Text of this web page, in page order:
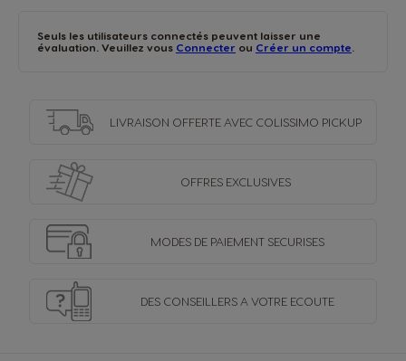
Seuls les utilisateurs connectés peuvent laisser une
évaluation. Veuillez vous Connecter ou Créer un compte
LIVRAISON OFFERTE AVEC COLISSIMO PICKUP
OFFRES EXCLUSIVES
MODES DE PAIEMENTSECURISES
DES CONSEILLERSA VOTRE ECOUTE